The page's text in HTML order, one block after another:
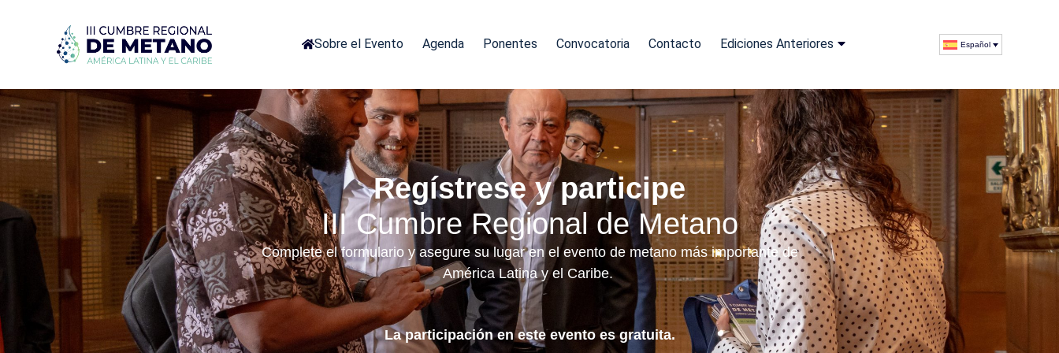
Sobre el Evento Agenda Ponentes Convocatoria Contacto Ediciones Anteriores Español
Regístrese y participe
III Cumbre Regional de Metano
Complete el formulario y asegure su lugar en el evento de metano más importante de
América Latina y el Caribe.
La participación en este evento es gratuita.